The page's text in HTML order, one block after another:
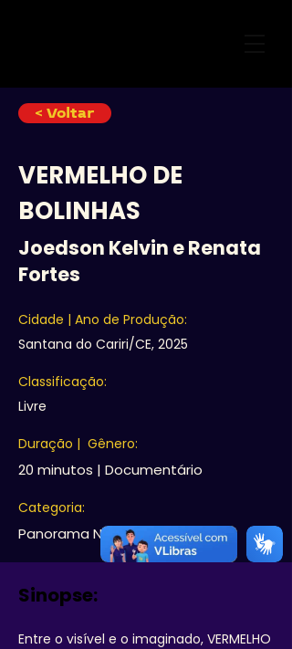
< Voltar
VERMELHO DE
BOLINHAS
Joedson Kelvin e Renata
Fortes
Cidade | Ano de Produção:
Santana do Cariri/CE, 2025
Classificação:
Livre
Duração | Gênero:
20 minutos | Documentário
Categoria:
Panorama Nacional
Sinopse:
Entre o visível e o imaginado, VERMELHO